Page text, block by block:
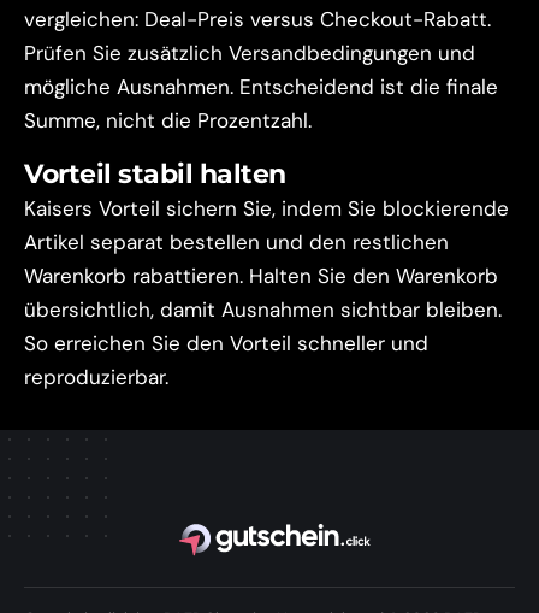
vergleichen: Deal-Preis versus Checkout-Rabatt.
Prüfen Sie zusätzlich Versandbedingungen und
mögliche Ausnahmen. Entscheidend ist die finale
Summe, nicht die Prozentzahl.
Vorteil stabil halten
Kaisers Vorteil sichern Sie, indem Sie blockierende
Artikel separat bestellen und den restlichen
Warenkorb rabattieren. Halten Sie den Warenkorb
übersichtlich, damit Ausnahmen sichtbar bleiben.
So erreichen Sie den Vorteil schneller und
reproduzierbar.